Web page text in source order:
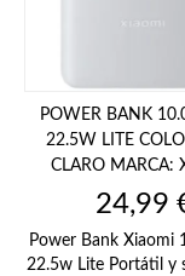
POWER BANK
22.5W LITE
CLARO MARCA:
Precio
24,99
Power Bank Xiaomi
22.5w Lite Portátil y